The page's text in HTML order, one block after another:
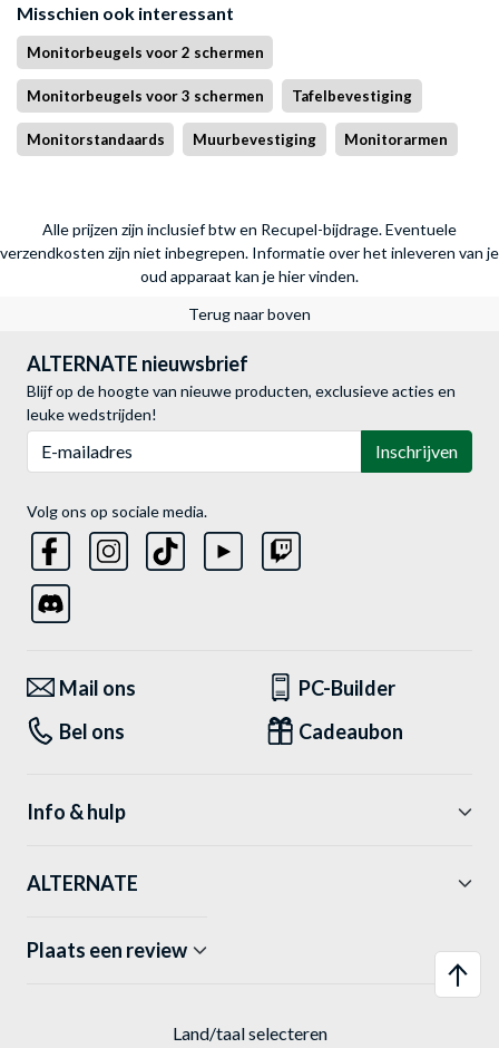
Misschien ook interessant
Monitorbeugels voor 2 schermen
Monitorbeugels voor 3 schermen Tafelbevestiging
Monitorstandaards Muurbevestiging Monitorarmen
Alle prijzen zijn inclusief btw en Recupel-bijdrage. Eventuele
verzendkosten zijn niet inbegrepen. Informatie over het inleveren van je
oud apparaat kan je hier vinden.
Terug naar boven
ALTERNATE nieuwsbrief
Blijf op de hoogte van nieuwe producten, exclusieve acties en
leuke wedstrijden!
Inschrijven
Volg ons op sociale media.
Mail ons
PC-Builder
Bel ons
Cadeaubon
Info & hulp
ALTERNATE
Plaats een review
Land/taal selecteren